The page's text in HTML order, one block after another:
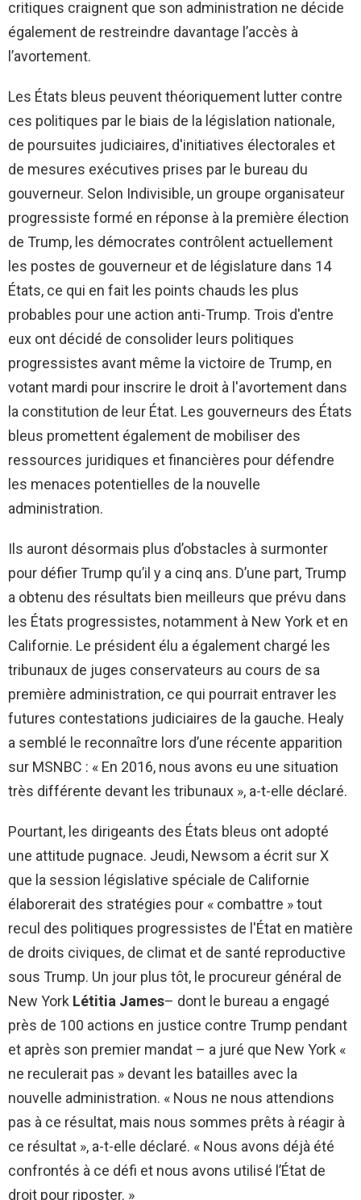
critiques craignent que son administration ne décide
également de restreindre davantage l’accès à
l’avortement.
Les États bleus peuvent théoriquement lutter contre
ces politiques par le biais de la législation nationale,
de poursuites judiciaires, d'initiatives électorales et
de mesures exécutives prises par le bureau du
gouverneur. Selon Indivisible, un groupe organisateur
progressiste formé en réponse à la première élection
de Trump, les démocrates contrôlent actuellement
les postes de gouverneur et de législature dans 14
États, ce qui en fait les points chauds les plus
probables pour une action anti-Trump. Trois d'entre
eux ont décidé de consolider leurs politiques
progressistes avant même la victoire de Trump, en
votant mardi pour inscrire le droit à l'avortement dans
la constitution de leur État. Les gouverneurs des États
bleus promettent également de mobiliser des
ressources juridiques et financières pour défendre
les menaces potentielles de la nouvelle
administration.
Ils auront désormais plus d’obstacles à surmonter
pour défier Trump qu’il y a cinq ans. D’une part, Trump
a obtenu des résultats bien meilleurs que prévu dans
les États progressistes, notamment à New York et en
Californie. Le président élu a également chargé les
tribunaux de juges conservateurs au cours de sa
première administration, ce qui pourrait entraver les
futures contestations judiciaires de la gauche. Healy
a semblé le reconnaître lors d’une récente apparition
sur MSNBC : « En 2016, nous avons eu une situation
très différente devant les tribunaux », a-t-elle déclaré.
Pourtant, les dirigeants des États bleus ont adopté
une attitude pugnace. Jeudi, Newsom a écrit sur X
que la session législative spéciale de Californie
élaborerait des stratégies pour « combattre » tout
recul des politiques progressistes de l'État en matière
de droits civiques, de climat et de santé reproductive
sous Trump. Un jour plus tôt, le procureur général de
New York Létitia James– dont le bureau a engagé
près de 100 actions en justice contre Trump pendant
et après son premier mandat – a juré que New York «
ne reculerait pas » devant les batailles avec la
nouvelle administration. « Nous ne nous attendions
pas à ce résultat, mais nous sommes prêts à réagir à
ce résultat », a-t-elle déclaré. « Nous avons déjà été
confrontés à ce défi et nous avons utilisé l’État de
droit pour riposter. »